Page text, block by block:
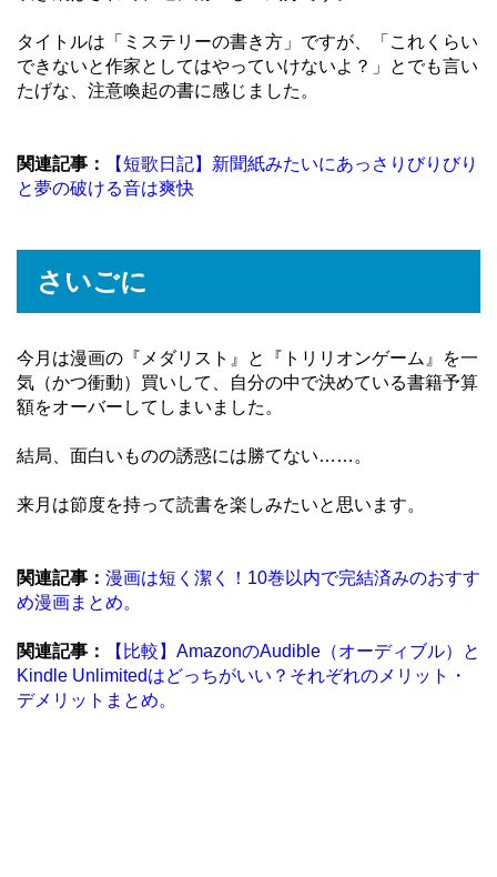
タイトルは「ミステリーの書き方」ですが、「これくらい
できないと作家としてはやっていけないよ？」とでも言い
たげな、注意喚起の書に感じました。
関連記事：
【短歌日記】新聞紙みたいにあっさりびりびり
と夢の破ける音は爽快
さいごに
今月は漫画の『メダリスト』と『トリリオンゲーム』を一
気（かつ衝動）買いして、自分の中で決めている書籍予算
額をオーバーしてしまいました。
結局、面白いものの誘惑には勝てない……。
来月は節度を持って読書を楽しみたいと思います。
関連記事： 漫画は短く潔く！10巻以内で完結済みのおすす
め漫画まとめ。
関連記事：
【比較】AmazonのAudible（オーディブル）と
Kindle Unlimitedはどっちがいい？それぞれのメリット・
デメリットまとめ。